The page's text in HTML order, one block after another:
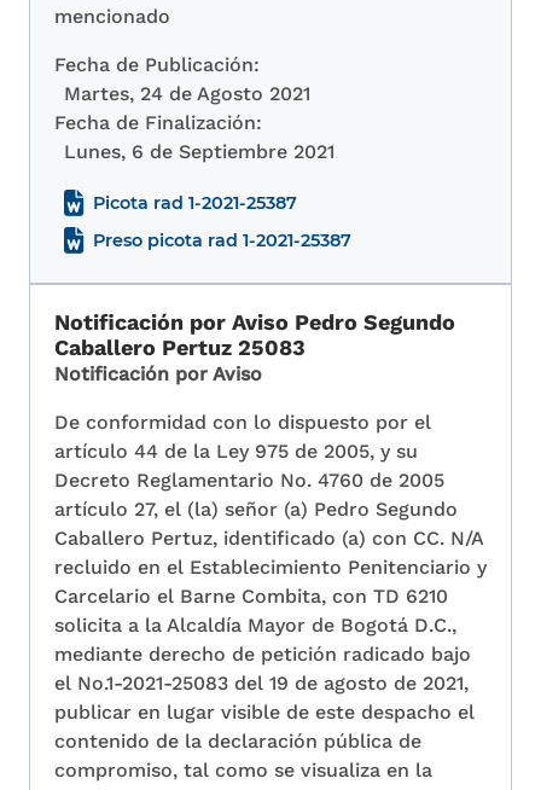
mencionado
Fecha de Publicación:
Martes, 24 de Agosto 2021
Fecha de Finalización:
Lunes, 6 de Septiembre 2021
Picota rad 1-2021-25387
Preso picota rad 1-2021-25387
Notificación por Aviso Pedro Segundo
Caballero Pertuz 25083
Notificación por Aviso
De conformidad con lo dispuesto por el
artículo 44 de la Ley 975 de 2005, y su
Decreto Reglamentario No. 4760 de 2005
artículo 27, el (la) señor (a) Pedro Segundo
Caballero Pertuz, identificado (a) con CC. N/A
recluido en el Establecimiento Penitenciario y
Carcelario el Barne Combita, con TD 6210
solicita a la Alcaldía Mayor de Bogotá D.C.,
mediante derecho de petición radicado bajo
el No.1-2021-25083 del 19 de agosto de 2021,
publicar en lugar visible de este despacho el
contenido de la declaración pública de
compromiso, tal como se visualiza en la